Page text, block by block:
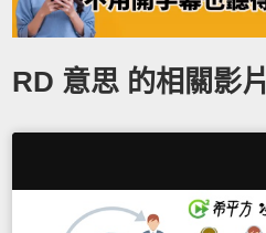
RD 意思 的相關影片